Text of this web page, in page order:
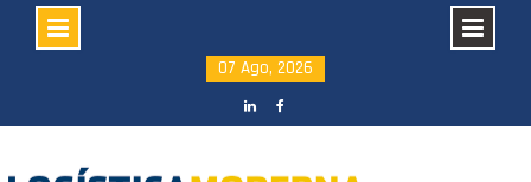
content
07 Ago, 2026